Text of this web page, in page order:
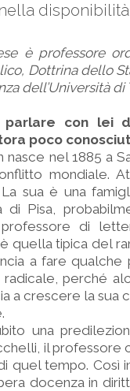
è professore
Dottrina dello
dell’Università
parlare con lei
poco
nasce nel 1885 a
mondiale.
La sua è una
di Pisa,
di
quella tipica del
a fare qualche
radicale, perché
a crescere la sua
una
il professore
quel tempo. Così
docenza in